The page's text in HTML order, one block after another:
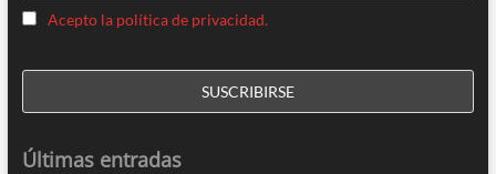
Acepto la política de privacidad.
Últimas entradas